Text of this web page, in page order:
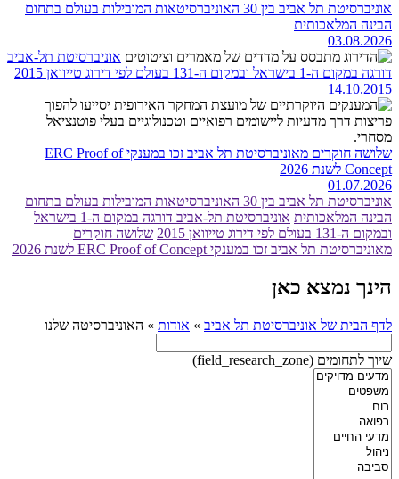
אוניברסיטת תל אביב בין 30 האוניברסיטאות המובילות בעולם בתחום
הבינה המלאכותית
03.08.2026
אוניברסיטת תל-אביב
דורגה במקום ה-1 בישראל ובמקום ה-131 בעולם לפי דירוג טייוואן 2015
14.10.2015
שלושה חוקרים מאוניברסיטת תל אביב זכו במענקי ERC Proof of
Concept לשנת 2026
01.07.2026
אוניברסיטת תל אביב בין 30 האוניברסיטאות המובילות בעולם בתחום
הבינה המלאכותית
אוניברסיטת תל-אביב דורגה במקום ה-1 בישראל
ובמקום ה-131 בעולם לפי דירוג טייוואן 2015
שלושה חוקרים
מאוניברסיטת תל אביב זכו במענקי ERC Proof of Concept לשנת 2026
הינך נמצא כאן
לדף הבית של אוניברסיטת תל אביב » אודות » האוניברסיטה שלנו
שיוך לתחומים (field_research_zone)